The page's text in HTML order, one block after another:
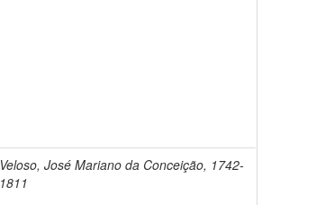
Veloso, José Mariano da Conceição, 1742-
1811